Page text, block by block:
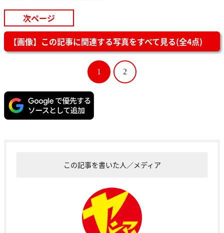
次ページ
【画像】この記事に関連する写真をすべて見る(全4点)
1 2
この記事を書いた人／メディア